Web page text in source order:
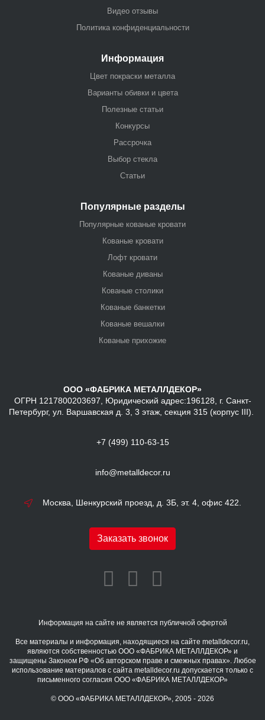
Видео отзывы
Политика конфиденциальности
Информация
Цвет покраски металла
Варианты обивки и цвета
Полезные статьи
Конкурсы
Рассрочка
Выбор стекла
Статьи
Популярные разделы
Популярные кованые кровати
Кованые кровати
Лофт кровати
Кованые диваны
Кованые столики
Кованые банкетки
Кованые вешалки
Кованые прихожие
ООО «ФАБРИКА МЕТАЛЛДЕКОР»
ОГРН 1217800203697, Юридический адрес:196128, г. Санкт-
Петербург, ул. Варшавская д. 3, 3 этаж, секция 315 (корпус III).
+7 (499) 110-63-15
info@metalldecor.ru
Москва, Шенкурский проезд, д. 3Б, эт. 4, офис 422.
Заказать звонок
Информация на сайте не является публичной офертой
Все материалы и информация, находящиеся на сайте metalldecor.ru,
являются собственностью ООО «ФАБРИКА МЕТАЛЛДЕКОР» и
защищены Законом РФ «Об авторском праве и смежных правах». Любое
использование материалов с сайта metalldecor.ru допускается только с
письменного согласия ООО «ФАБРИКА МЕТАЛЛДЕКОР»
© ООО «ФАБРИКА МЕТАЛЛДЕКОР», 2005 - 2026